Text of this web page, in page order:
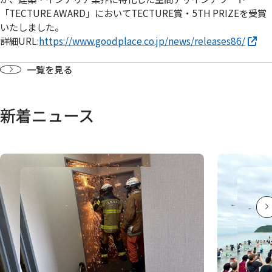
「TECTURE AWARD」においてTECTURE賞・5TH PRIZEを受賞
いたしました。
詳細URL:https://www.goodplace.co.jp/news/releases86/
一覧を見る
新着ニュース